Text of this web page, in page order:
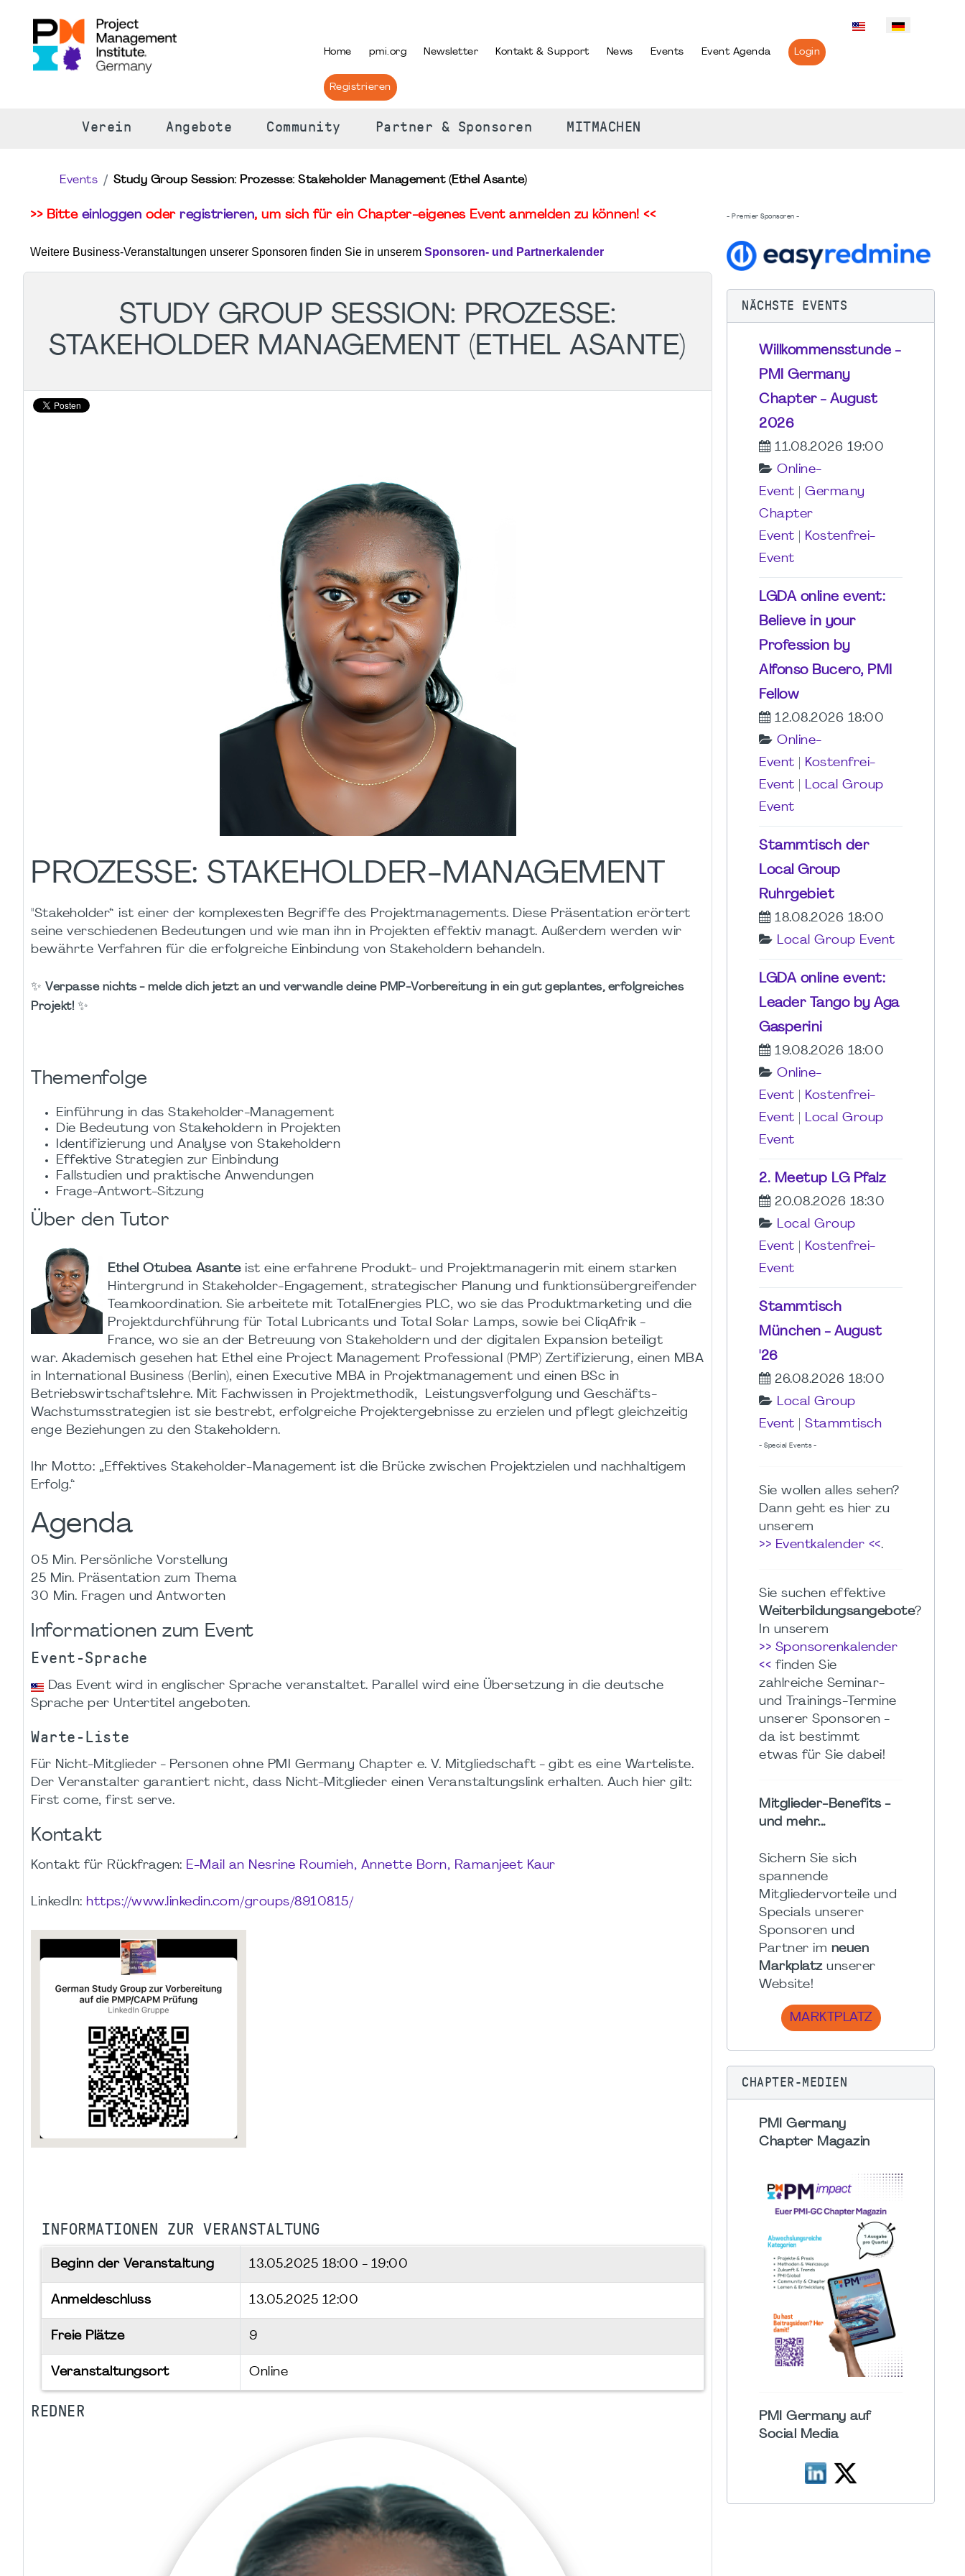
Home pmi.org Newsletter Kontakt & Support News Events Event Agenda Login
Registrieren
Verein Angebote Community Partner & Sponsoren MITMACHEN
Events Study Group Session: Prozesse: Stakeholder Management (Ethel Asante)
>> Bitte einloggen oder registrieren, um sich für ein Chapter-eigenes Event anmelden zu können! <<
Weitere Business-Veranstaltungen unserer Sponsoren finden Sie in unserem Sponsoren- und Partnerkalender
STUDY GROUP SESSION: PROZESSE:
STAKEHOLDER MANAGEMENT (ETHEL ASANTE)
PROZESSE: STAKEHOLDER-MANAGEMENT
"Stakeholder“ ist einer der komplexesten Begriffe des Projektmanagements. Diese Präsentation erörtert
seine verschiedenen Bedeutungen und wie man ihn in Projekten effektiv managt. Außerdem werden wir
bewährte Verfahren für die erfolgreiche Einbindung von Stakeholdern behandeln.
✨ Verpasse nichts - melde dich jetzt an und verwandle deine PMP-Vorbereitung in ein gut geplantes, erfolgreiches
Projekt! ✨
Themenfolge
Einführung in das Stakeholder-Management
Die Bedeutung von Stakeholdern in Projekten
Identifizierung und Analyse von Stakeholdern
Effektive Strategien zur Einbindung
Fallstudien und praktische Anwendungen
Frage-Antwort-Sitzung
Über den Tutor
Ethel Otubea Asanteist eine erfahrene Produkt- und Projektmanagerin mit einem starken
Hintergrund in Stakeholder-Engagement, strategischer Planung und funktionsübergreifender
Teamkoordination. Sie arbeitete mit TotalEnergies PLC, wo sie das Produktmarketing und die
Projektdurchführung für Total Lubricants und Total Solar Lamps, sowie bei CliqAfrik -
France, wo sie an der Betreuung von Stakeholdern und der digitalen Expansion beteiligt
war. Akademisch gesehen hat Ethel eine Project Management Professional (PMP) Zertifizierung, einen MBA
in International Business (Berlin), einen Executive MBA in Projektmanagement und einen BSc in
Betriebswirtschaftslehre. Mit Fachwissen in Projektmethodik, Leistungsverfolgung und Geschäfts-
Wachstumsstrategien ist sie bestrebt, erfolgreiche Projektergebnisse zu erzielen und pflegt gleichzeitig
enge Beziehungen zu den Stakeholdern.
Ihr Motto: „Effektives Stakeholder-Management ist die Brücke zwischen Projektzielen und nachhaltigem
Erfolg.“
Agenda
05 Min. Persönliche Vorstellung
25 Min. Präsentation zum Thema
30 Min. Fragen und Antworten
Informationen zum Event
Event-Sprache
Das Event wird in englischer Sprache veranstaltet. Parallel wird eine Übersetzung in die deutsche
Sprache per Untertitel angeboten.
Warte-Liste
Für Nicht-Mitglieder - Personen ohne PMI Germany Chapter e. V. Mitgliedschaft - gibt es eine Warteliste.
Der Veranstalter garantiert nicht, dass Nicht-Mitglieder einen Veranstaltungslink erhalten. Auch hier gilt:
First come, first serve.
Kontakt
Kontakt für Rückfragen: E-Mail an Nesrine Roumieh, Annette Born, Ramanjeet Kaur
LinkedIn: https://www.linkedin.com/groups/8910815/
INFORMATIONEN ZUR VERANSTALTUNG
Beginn der Veranstaltung 13.05.2025 18:00 - 19:00
Anmeldeschluss 13.05.2025 12:00
Freie Plätze 9
Veranstaltungsort Online
REDNER
- Premier Sponsoren -
NÄCHSTE EVENTS
Willkommensstunde -
PMI Germany
Chapter - August
2026
11.08.2026 19:00
Online-
Event
Germany
Chapter
Event
Kostenfrei-
Event
LGDA online event:
Believe in your
Profession by
Alfonso Bucero, PMI
Fellow
12.08.2026 18:00
Online-
Event
Kostenfrei-
Event
Local Group
Event
Stammtisch der
Local Group
Ruhrgebiet
18.08.2026 18:00
Local Group Event
LGDA online event:
Leader Tango by Aga
Gasperini
19.08.2026 18:00
Online-
Event
Kostenfrei-
Event
Local Group
Event
2. Meetup LG Pfalz
20.08.2026 18:30
Local Group
Event
Kostenfrei-
Event
Stammtisch
München - August
'26
26.08.2026 18:00
Local Group
Event
Stammtisch
- Special Events -
Sie wollen alles sehen?
Dann geht es hier zu
unserem
>> Eventkalender <<.
Sie suchen effektive
Weiterbildungsangebote?
In unserem
>> Sponsorenkalender
<< finden Sie
zahlreiche Seminar-
und Trainings-Termine
unserer Sponsoren -
da ist bestimmt
etwas für Sie dabei!
Mitglieder-Benefits -
und mehr...
Sichern Sie sich
spannende
Mitgliedervorteile und
Specials unserer
Sponsoren und
Partner im neuen
Markplatzunserer
Website!
MARKTPLATZ
CHAPTER-MEDIEN
PMI Germany
Chapter Magazin
PMI Germany auf
Social Media